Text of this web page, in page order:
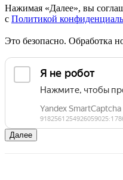
Нажимая «Далее», вы
с Политикой
Это безопасно. Обработка
Далее